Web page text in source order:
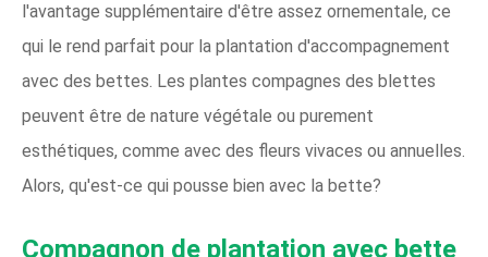
l'avantage supplémentaire d'être assez ornementale, ce
qui le rend parfait pour la plantation d'accompagnement
avec des bettes. Les plantes compagnes des blettes
peuvent être de nature végétale ou purement
esthétiques, comme avec des fleurs vivaces ou annuelles.
Alors, qu'est-ce qui pousse bien avec la bette?
Compagnon de plantation avec bette